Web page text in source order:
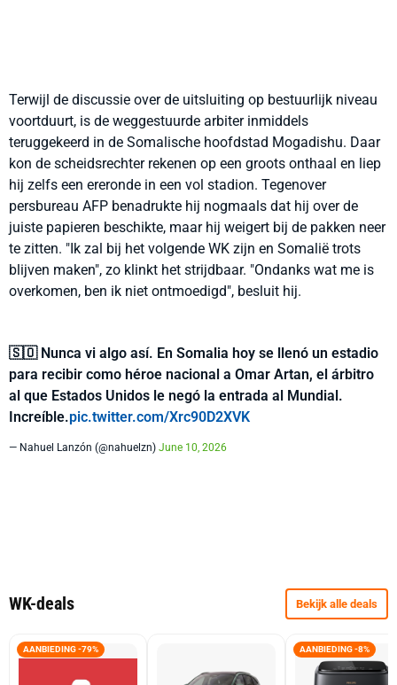
Terwijl de discussie over de uitsluiting op bestuurlijk niveau
voortduurt, is de weggestuurde arbiter inmiddels
teruggekeerd in de Somalische hoofdstad Mogadishu. Daar
kon de scheidsrechter rekenen op een groots onthaal en liep
hij zelfs een ereronde in een vol stadion. Tegenover
persbureau AFP benadrukte hij nogmaals dat hij over de
juiste papieren beschikte, maar hij weigert bij de pakken neer
te zitten. "Ik zal bij het volgende WK zijn en Somalië trots
blijven maken", zo klinkt het strijdbaar. "Ondanks wat me is
overkomen, ben ik niet ontmoedigd", besluit hij.
🇸🇴 Nunca vi algo así. En Somalia hoy se llenó un estadio
para recibir como héroe nacional a Omar Artan, el árbitro
al que Estados Unidos le negó la entrada al Mundial.
Increíble.pic.twitter.com/Xrc90D2XVK
— Nahuel Lanzón (@nahuelzn) June 10, 2026
WK-deals Bekijk alle deals
AANBIEDING -79% AANBIEDING -8%